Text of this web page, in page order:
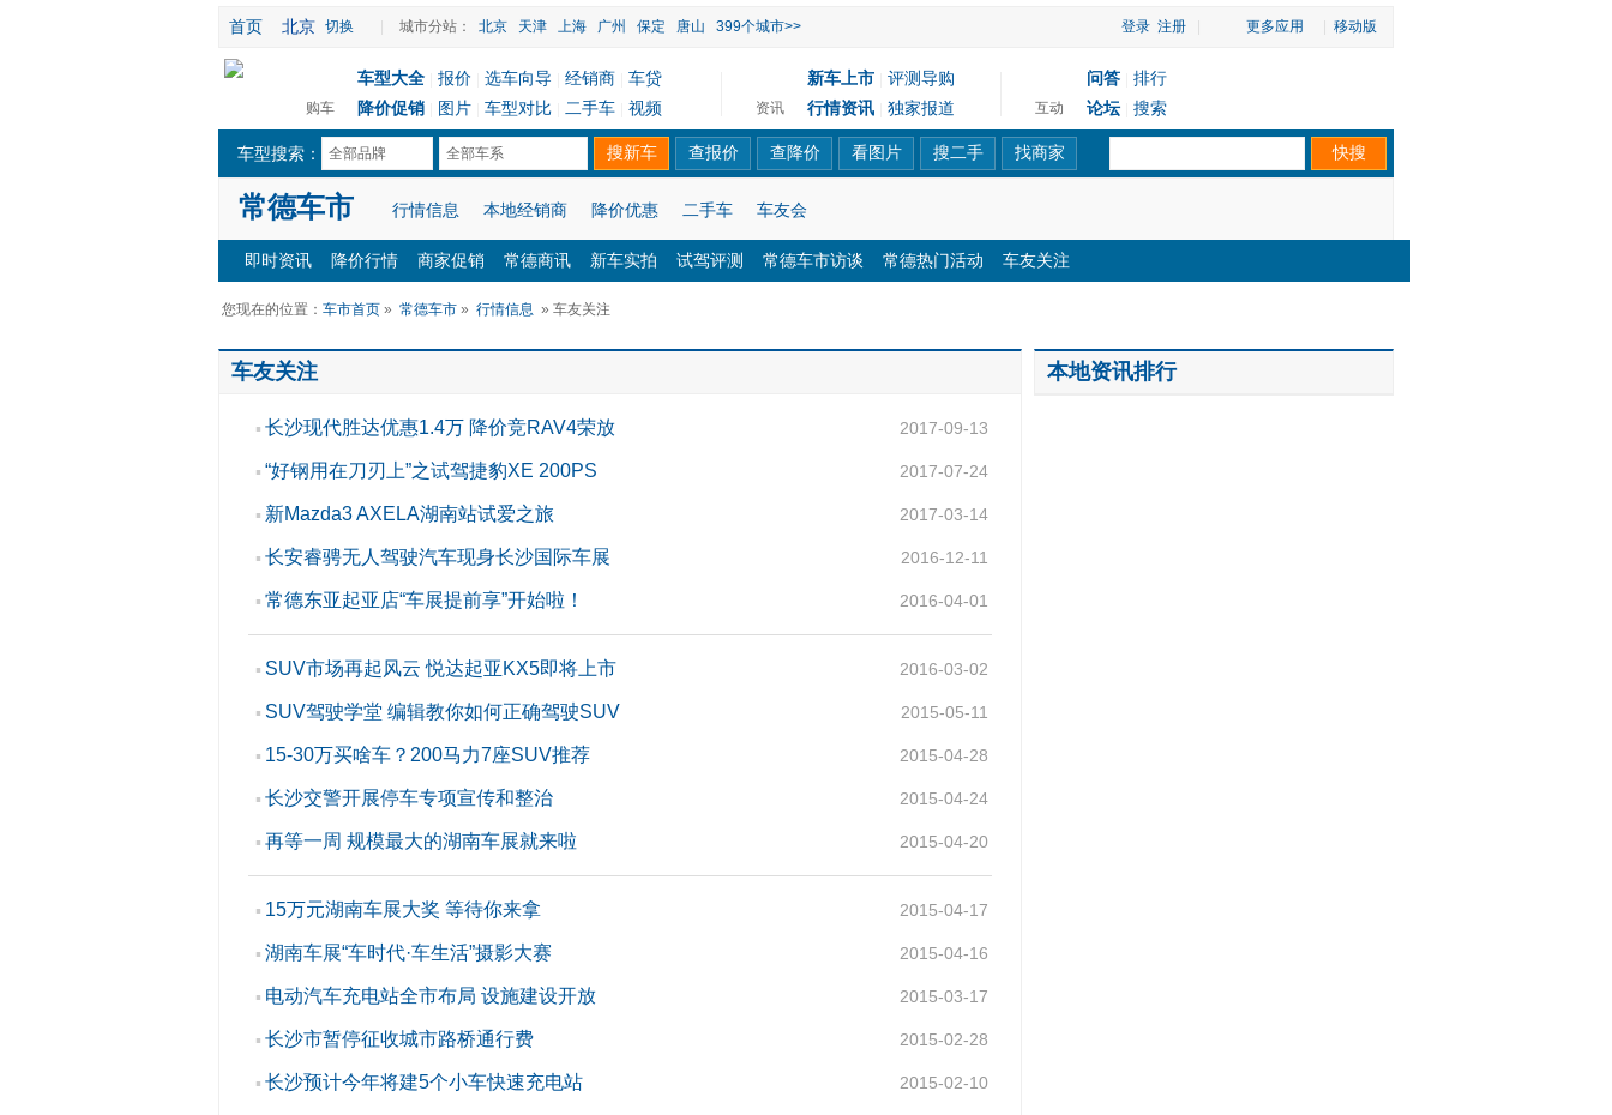
首页 北京 切换 城市分站： 北京 天津 上海 广州 保定 唐山 399个城市>> 移动版
更多应用
登录 注册
购车
车型大全 报价 选车向导 经销商
车贷
降价促销
图片 车型对比 二手车 视频 资讯
新车上市
评测导购
行情资讯
独家报道 互动
问答
排行
论坛
搜索
车型搜索： 全部品牌 全部车系
常德车市 行情信息 本地经销商 降价优惠 二手车 车友会
即时资讯 降价行情 商家促销 常德商讯 新车实拍 试驾评测 常德车市访谈 常德热门活动 车友关注
您现在的位置： 车市首页 » 常德车市 » 行情信息 » 车友关注
车友关注
2017-09-13
▪ 长沙现代胜达优惠1.4万 降价竞RAV4荣放
2017-07-24
▪ “好钢用在刀刃上”之试驾捷豹XE 200PS
2017-03-14
▪ 新Mazda3 AXELA湖南站试爱之旅
2016-12-11
▪ 长安睿骋无人驾驶汽车现身长沙国际车展
2016-04-01
▪ 常德东亚起亚店“车展提前享”开始啦！
2016-03-02
▪ SUV市场再起风云 悦达起亚KX5即将上市
2015-05-11
▪ SUV驾驶学堂 编辑教你如何正确驾驶SUV
2015-04-28
▪ 15-30万买啥车？200马力7座SUV推荐
2015-04-24
▪ 长沙交警开展停车专项宣传和整治
2015-04-20
▪ 再等一周 规模最大的湖南车展就来啦
2015-04-17
▪ 15万元湖南车展大奖 等待你来拿
2015-04-16
▪ 湖南车展“车时代·车生活”摄影大赛
2015-03-17
▪ 电动汽车充电站全市布局 设施建设开放
2015-02-28
▪ 长沙市暂停征收城市路桥通行费
2015-02-10
▪ 长沙预计今年将建5个小车快速充电站
本地资讯排行